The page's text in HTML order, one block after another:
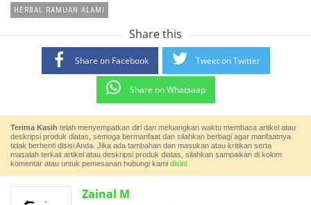
HERBAL RAMUAN ALAMI
Share this
Share on Facebook Tweet on Twitter
Share on Whatsaap
Terima Kasih telah menyempatkan diri dan meluangkan waktu membaca artikel atau
deskripsi produk diatas, semoga bermanfaat dan silahkan berbagi agar manfaatnya
tidak berhenti disisi Anda. Jika ada tambahan dan masukan atau kritikan serta
masalah terkait artikel atau deskripsi produk diatas, silahkan sampaikan di kolom
komentar atau untuk pemesanan hubungi kami disini.
Zainal M